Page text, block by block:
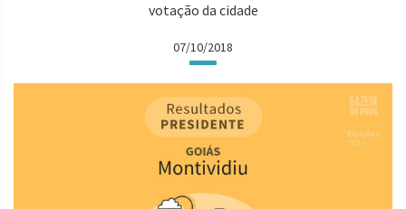
votação da cidade
07/10/2018